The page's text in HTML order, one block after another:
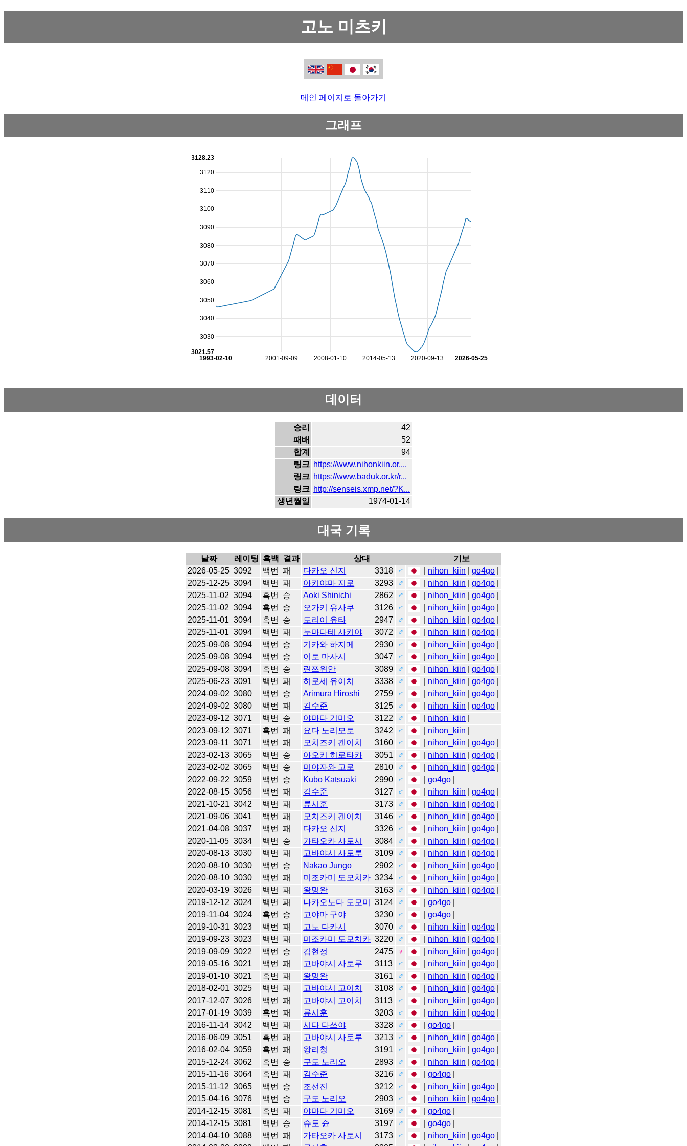
고노 미츠키
메인 페이지로 돌아가기
그래프
2001-09-09 2008-01-10 2014-05-13 2020-09-13
1993-02-10 2026-05-25
3030
3040
3050
3060
3070
3080
3090
3100
3110
3120
3021.57
3128.23
데이터
승리
42
패배
52
합계
94
링크 https://www.nihonkiin.or....
링크 https://www.baduk.or.kr/r...
링크 http://senseis.xmp.net/?K...
생년월일
1974-01-14
대국 기록
날짜 레이팅 흑백 결과 상대
기보
2026-05-25 3092 백번 패 다카오 신지 3318 ♂ nihon_kiin |go4go
2025-12-25 3094 백번 패 아키야마 지로 3293 ♂ nihon_kiin |go4go
2025-11-02 3094 흑번 승 Aoki Shinichi 2862 ♂ nihon_kiin |go4go
2025-11-02 3094 흑번 승 오가키 유사쿠 3126 ♂ nihon_kiin |go4go
2025-11-01 3094 흑번 승 도리이 유타 2947 ♂ nihon_kiin |go4go
2025-11-01 3094 백번 패 누마다테 사키야 3072 ♂ nihon_kiin |go4go
2025-09-08 3094 백번 승 기카와 하지메 2930 ♂ nihon_kiin |go4go
2025-09-08 3094 백번 승 이토 마사시 3047 ♂ nihon_kiin |go4go
2025-09-08 3094 흑번 승 린쯔위안 3089 ♂ nihon_kiin |go4go
2025-06-23 3091 백번 패 히로세 유이치 3338 ♂ nihon_kiin |go4go
2024-09-02 3080 백번 승 Arimura Hiroshi 2759 ♂ nihon_kiin |go4go
2024-09-02 3080 백번 패 김수준 3125 ♂ nihon_kiin |go4go
2023-09-12 3071 백번 승 야마다 기미오 3122 ♂ nihon_kiin
2023-09-12 3071 흑번 패 요다 노리모토 3242 ♂ nihon_kiin
2023-09-11 3071 백번 패 모치즈키 겐이치 3160 ♂ nihon_kiin |go4go
2023-02-13 3065 백번 승 아오키 히로타카 3051 ♂ nihon_kiin |go4go
2023-02-02 3065 백번 승 미야자와 고로 2810 ♂ nihon_kiin |go4go
2022-09-22 3059 백번 승 Kubo Katsuaki 2990 ♂ |go4go
2022-08-15 3056 백번 패 김수준 3127 ♂ nihon_kiin |go4go
2021-10-21 3042 백번 패 류시훈 3173 ♂ nihon_kiin |go4go
2021-09-06 3041 백번 패 모치즈키 겐이치 3146 ♂ nihon_kiin |go4go
2021-04-08 3037 백번 패 다카오 신지 3326 ♂ nihon_kiin |go4go
2020-11-05 3034 백번 승 가타오카 사토시 3084 ♂ nihon_kiin |go4go
2020-08-13 3030 백번 패 고바야시 사토루 3109 ♂ nihon_kiin |go4go
2020-08-10 3030 백번 승 Nakao Jungo 2902 ♂ nihon_kiin |go4go
2020-08-10 3030 백번 패 미조카미 도모치카 3234 ♂ nihon_kiin |go4go
2020-03-19 3026 백번 패 왕밍완 3163 ♂ nihon_kiin |go4go
2019-12-12 3024 백번 패 나카오노다 도모미 3124 ♂ |go4go
2019-11-04 3024 흑번 승 고야마 구야 3230 ♂ |go4go
2019-10-31 3023 백번 패 고노 다카시 3070 ♂ nihon_kiin |go4go
2019-09-23 3023 백번 패 미조카미 도모치카 3220 ♂ nihon_kiin |go4go
2019-09-09 3022 백번 승 김현정 2475 ♀ nihon_kiin |go4go
2019-05-16 3021 백번 패 고바야시 사토루 3113 ♂ nihon_kiin |go4go
2019-01-10 3021 흑번 패 왕밍완 3161 ♂ nihon_kiin |go4go
2018-02-01 3025 백번 패 고바야시 고이치 3108 ♂ nihon_kiin |go4go
2017-12-07 3026 백번 패 고바야시 고이치 3113 ♂ nihon_kiin |go4go
2017-01-19 3039 흑번 패 류시훈 3203 ♂ nihon_kiin |go4go
2016-11-14 3042 백번 패 시다 다쓰야 3328 ♂ |go4go
2016-06-09 3051 흑번 패 고바야시 사토루 3213 ♂ nihon_kiin |go4go
2016-02-04 3059 흑번 패 왕리청 3191 ♂ nihon_kiin |go4go
2015-12-24 3062 흑번 승 구도 노리오 2893 ♂ nihon_kiin |go4go
2015-11-16 3064 흑번 패 김수준 3216 ♂ |go4go
2015-11-12 3065 백번 승 조선진 3212 ♂ nihon_kiin |go4go
2015-04-16 3076 백번 승 구도 노리오 2903 ♂ nihon_kiin |go4go
2014-12-15 3081 흑번 패 야마다 기미오 3169 ♂ |go4go
2014-12-15 3081 백번 승 슈토 슌 3197 ♂ |go4go
2014-04-10 3088 백번 패 가타오카 사토시 3173 ♂ nihon_kiin |go4go